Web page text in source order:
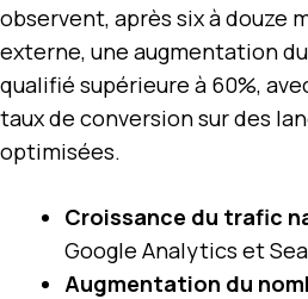
observent, après six à douze
externe, une augmentation
qualifié supérieure à 60%,
taux de conversion sur des
optimisées.
Croissance du trafic
Google Analytics et
Augmentation du